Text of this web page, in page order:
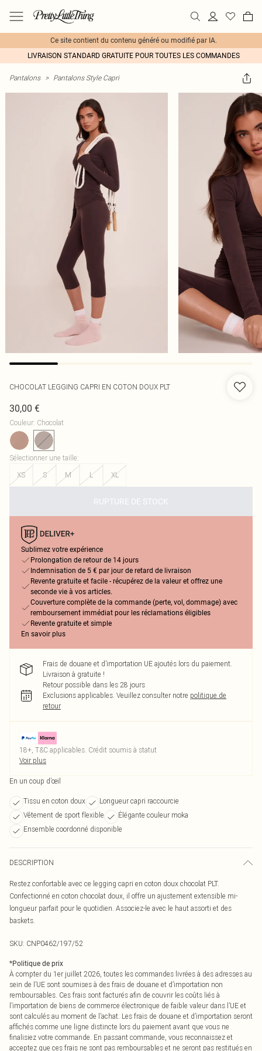
Ce site contient du contenu généré ou modifié par IA.
LIVRAISON STANDARD GRATUITE POUR TOUTES LES COMMANDES
Pantalons > Pantalons Style Capri
CHOCOLAT LEGGING CAPRI EN COTON DOUX PLT
30,00 €
Couleur: Chocolat
Sélectionner une taille:
XS
S M L XL
RUPTURE DE STOCK
Sublimez votre expérience
Prolongation de retour de 14 jours
Indemnisation de 5 € par jour de retard de livraison
Revente gratuite et facile - récupérez de la valeur et offrez une
seconde vie à vos articles.
Couverture complète de la commande (perte, vol, dommage) avec
remboursement immédiat pour les réclamations éligibles
Revente gratuite et simple
En savoir plus
Frais de douane et d’importation UE ajoutés lors du paiement.
Livraison à gratuite !
Retour possible dans les 28 jours
Exclusions applicables. Veuillez consulter notre politique de
retour
18+, T&C applicables. Crédit soumis à statut
Voir plus
En un coup d’œil
Tissu en coton doux
Longueur capri raccourcie
Vêtement de sport flexible
Élégante couleur moka
Ensemble coordonné disponible
DESCRIPTION
Restez confortable avec ce legging capri en coton doux chocolat PLT.
Confectionné en coton chocolat doux, il offre un ajustement extensible mi-
longueur parfait pour le quotidien. Associez-le avec le haut assorti et des
baskets.
SKU: CNP0462/197/52
*Politique de prix
À compter du 1er juillet 2026, toutes les commandes livrées à des adresses au
sein de l’UE sont soumises à des frais de douane et d’importation non
remboursables. Ces frais sont facturés afin de couvrir les coûts liés à
l’importation de biens de commerce électronique de faible valeur dans l’UE et
sont calculés au moment de l’achat. Les frais de douane et d’importation seront
affichés comme une ligne distincte lors du paiement avant que vous ne
finalisiez votre commande. En passant commande, vous reconnaissez et
acceptez que ces frais ne sont pas remboursables et ne seront pas restitués en